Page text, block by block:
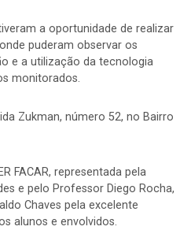
a oportunidade de realizar
puderam observar os
e a utilização da tecnologia
monitorados.
Zukman, número 52, no Bairro
FACAR, representada pela
e pelo Professor Diego Rocha,
Chaves pela excelente
alunos e envolvidos.